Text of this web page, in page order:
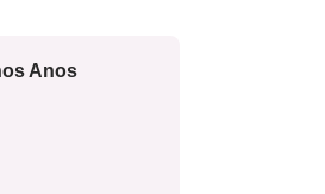
Anos